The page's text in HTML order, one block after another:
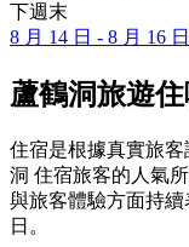
下週末
8 月 14 日 - 8 月 16 日
蘆鶴洞旅遊住
住宿是根據真實旅客
洞 住宿旅客的人氣
與旅客體驗方面持續
日 。